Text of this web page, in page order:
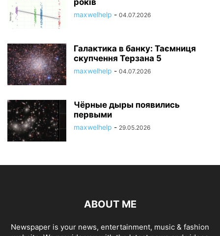
maxwelhelp - 04.07.2026
Галактика в банку: Таємниця
скупчення Терзана 5
maxwelhelp - 04.07.2026
Чёрные дыры появились
первыми
maxwelhelp - 29.05.2026
ABOUT ME
Newspaper is your news, entertainment, music & fashion